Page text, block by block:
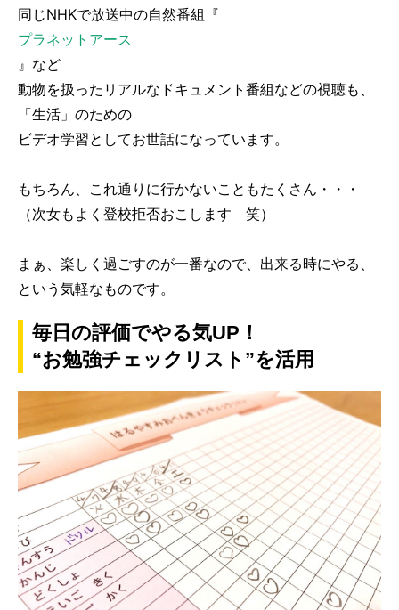
同じNHKで放送中の自然番組『
プラネットアース
』など
動物を扱ったリアルなドキュメント番組などの視聴も、
「生活」のための
ビデオ学習としてお世話になっています。
もちろん、これ通りに行かないこともたくさん・・・
（次女もよく登校拒否おこします 笑）
まぁ、楽しく過ごすのが一番なので、出来る時にやる、
という気軽なものです。
毎日の評価でやる気UP！
“お勉強チェックリスト”を活用